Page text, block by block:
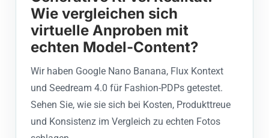
Wie vergleichen sich
virtuelle Anproben mit
echten Model-Content?
Wir haben Google Nano Banana, Flux Kontext
und Seedream 4.0 für Fashion-PDPs getestet.
Sehen Sie, wie sie sich bei Kosten, Produkttreue
und Konsistenz im Vergleich zu echten Fotos